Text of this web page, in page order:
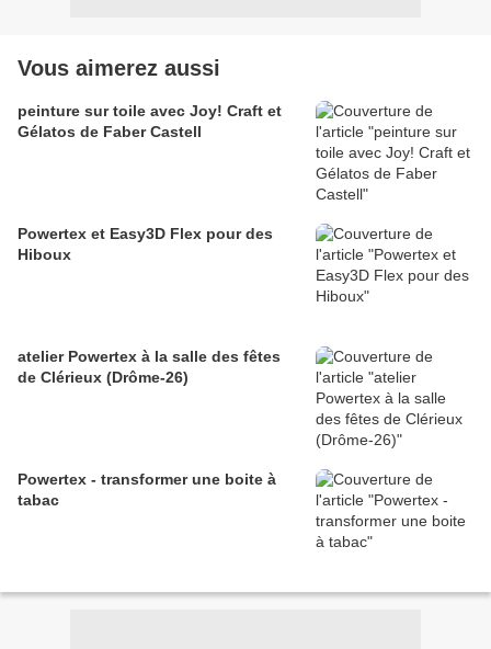
Vous aimerez aussi
peinture sur toile avec Joy! Craft et
Gélatos de Faber Castell
Powertex et Easy3D Flex pour des
Hiboux
atelier Powertex à la salle des fêtes
de Clérieux (Drôme-26)
Powertex - transformer une boite à
tabac